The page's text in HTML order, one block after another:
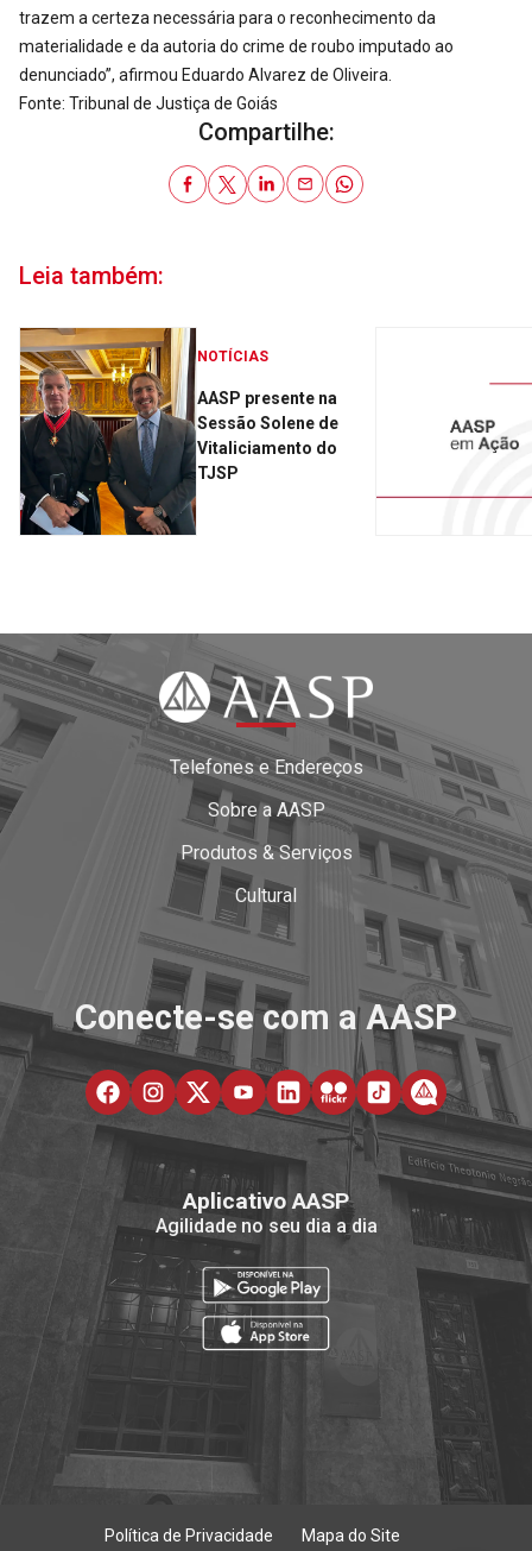
trazem a certeza necessária para o reconhecimento da
materialidade e da autoria do crime de roubo imputado ao
denunciado”, afirmou Eduardo Alvarez de Oliveira.
Fonte: Tribunal de Justiça de Goiás
Compartilhe:
Leia também:
NOTÍCIAS
AASP presente na
Sessão Solene de
Vitaliciamento do
TJSP
Telefones e Endereços
Sobre a AASP
Produtos & Serviços
Cultural
Conecte-se com a AASP
Aplicativo AASP
Agilidade no seu dia a dia
Política de Privacidade Mapa do Site